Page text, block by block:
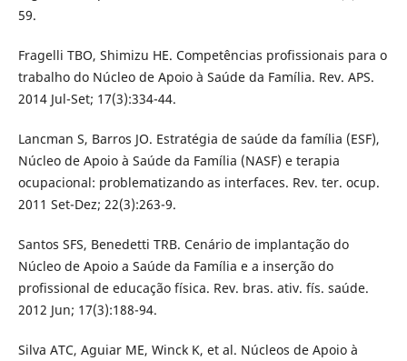
59.
Fragelli TBO, Shimizu HE. Competências profissionais para o
trabalho do Núcleo de Apoio à Saúde da Família. Rev. APS.
2014 Jul-Set; 17(3):334-44.
Lancman S, Barros JO. Estratégia de saúde da família (ESF),
Núcleo de Apoio à Saúde da Família (NASF) e terapia
ocupacional: problematizando as interfaces. Rev. ter. ocup.
2011 Set-Dez; 22(3):263-9.
Santos SFS, Benedetti TRB. Cenário de implantação do
Núcleo de Apoio a Saúde da Família e a inserção do
profissional de educação física. Rev. bras. ativ. fís. saúde.
2012 Jun; 17(3):188-94.
Silva ATC, Aguiar ME, Winck K, et al. Núcleos de Apoio à